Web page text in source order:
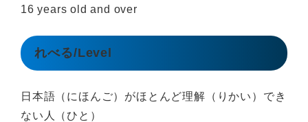
16 years old and over
れべる/Level
日本語（にほんご）がほとんど理解（りかい）でき
ない人（ひと）